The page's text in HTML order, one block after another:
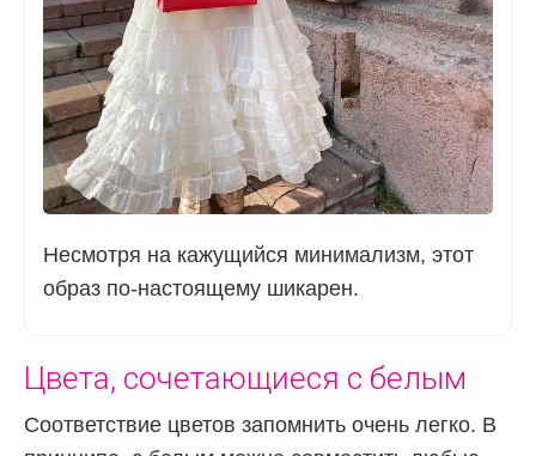
Несмотря на кажущийся минимализм, этот
образ по-настоящему шикарен.
Цвета, сочетающиеся с белым
Соответствие цветов запомнить очень легко. В